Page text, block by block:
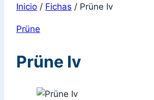
Inicio / Fichas / Prüne Iv
Prüne
Prüne Iv